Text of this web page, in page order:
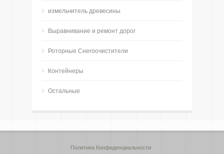
измельчитель древесины
Bыравнивание и ремонт дорог
Роторные Снегоочистители
Контейнеры
Остальные
Политика Конфиденциальности